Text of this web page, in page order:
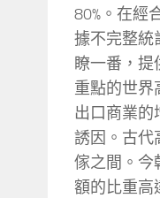
80%。在經
據不完整統
瞭一番，
重點的世界
出口商業
誘因。古代
傢之間。今
額的比重高